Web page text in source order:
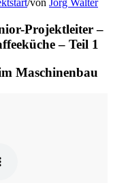
/von Jörg Walter
Projektleiter –
– Teil 1
Maschinenbau